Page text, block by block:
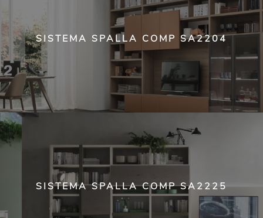
SISTEMA SPALLA COMP SA2204
SISTEMA SPALLA COMP SA2225